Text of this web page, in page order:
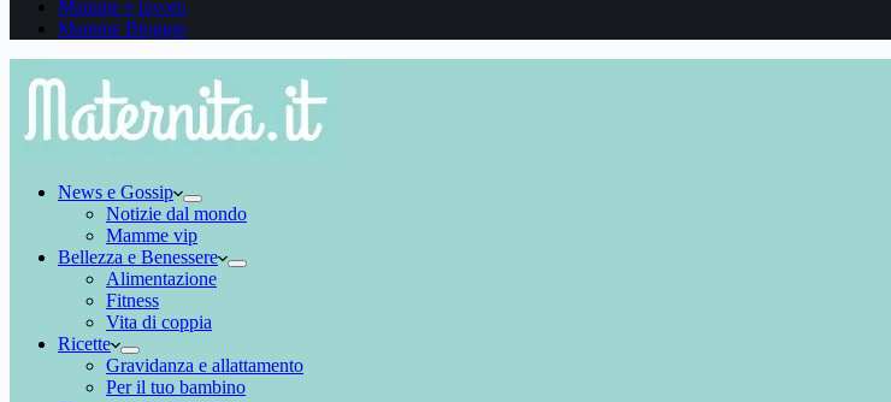
Mamme e lavoro
Mamme Blogger
News e Gossip
Notizie dal mondo
Mamme vip
Bellezza e Benessere
Alimentazione
Fitness
Vita di coppia
Ricette
Gravidanza e allattamento
Per il tuo bambino